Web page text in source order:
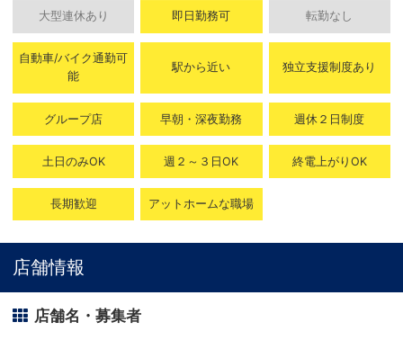
大型連休あり 即日勤務可 転勤なし
自動車/バイク通勤可
能
駅から近い 独立支援制度あり
グループ店 早朝・深夜勤務 週休２日制度
土日のみOK 週２～３日OK 終電上がりOK
長期歓迎 アットホームな職場
店舗情報
店舗名・募集者